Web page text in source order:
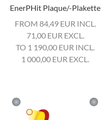
EnerPHit Plaque/-Plakette
FROM 84,49 EUR INCL.
71,00 EUR EXCL.
TO 1 190,00 EUR INCL.
1 000,00 EUR EXCL.